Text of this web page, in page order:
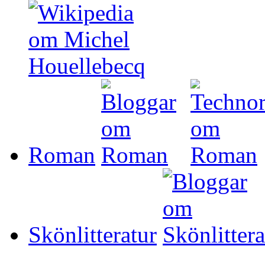
Roman
Skönlitteratur